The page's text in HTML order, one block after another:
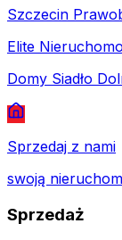
Szczecin
Elite
Domy Siadło
Sprzedaj z nami
swoją
Sprzedaż